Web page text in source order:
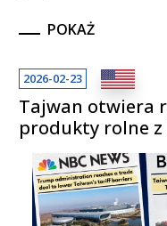
POKAŻ
2026-02-23
Tajwan otwiera
produkty rolne z